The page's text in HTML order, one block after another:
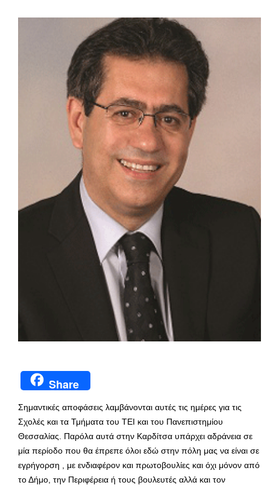
Share
Σημαντικές αποφάσεις λαμβάνονται αυτές τις ημέρες για τις
Σχολές και τα Τμήματα του ΤΕΙ και του Πανεπιστημίου
Θεσσαλίας. Παρόλα αυτά στην Καρδίτσα υπάρχει αδράνεια σε
μία περίοδο που θα έπρεπε όλοι εδώ στην πόλη μας να είναι σε
εγρήγορση , με ενδιαφέρον και πρωτοβουλίες και όχι μόνον από
το Δήμο, την Περιφέρεια ή τους βουλευτές αλλά και τον